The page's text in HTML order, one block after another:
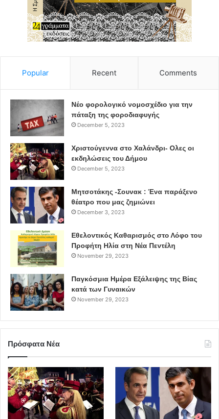
Popular Recent Comments
Νέο φορολογικό νομοσχέδιο για την
πάταξη της φοροδιαφυγής
December 5, 2023
Χριστούγεννα στο Χαλάνδρι- Ολες οι
εκδηλώσεις του Δήμου
December 5, 2023
Μητσοτάκης -Σουνακ : Ένα παράξενο
θέατρο που μας ζημιώνει
December 3, 2023
Εθελοντικός Καθαρισμός στο Λόφο του
Προφήτη Ηλία στη Νέα Πεντέλη
November 29, 2023
Παγκόσμια Ημέρα Εξάλειψης της Βίας
κατά των Γυναικών
November 29, 2023
Πρόσφατα Νέα